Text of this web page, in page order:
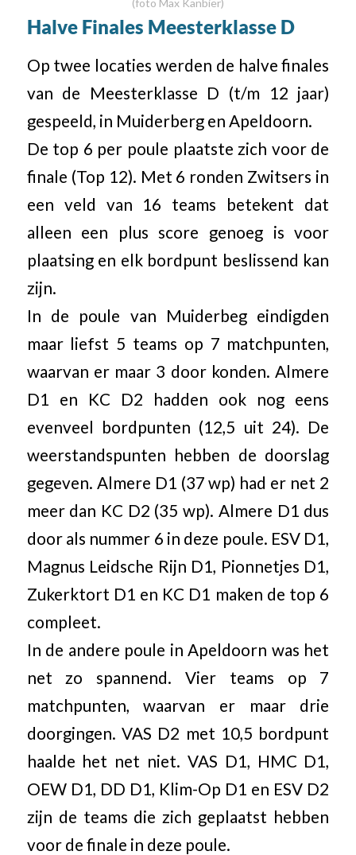
(foto Max Kanbier)
Halve Finales Meesterklasse D
Op twee locaties werden de halve finales
van de Meesterklasse D (t/m 12 jaar)
gespeeld, in Muiderberg en Apeldoorn.
De top 6 per poule plaatste zich voor de
finale (Top 12). Met 6 ronden Zwitsers in
een veld van 16 teams betekent dat
alleen een plus score genoeg is voor
plaatsing en elk bordpunt beslissend kan
zijn.
In de poule van Muiderbeg eindigden
maar liefst 5 teams op 7 matchpunten,
waarvan er maar 3 door konden. Almere
D1 en KC D2 hadden ook nog eens
evenveel bordpunten (12,5 uit 24). De
weerstandspunten hebben de doorslag
gegeven. Almere D1 (37 wp) had er net 2
meer dan KC D2 (35 wp). Almere D1 dus
door als nummer 6 in deze poule. ESV D1,
Magnus Leidsche Rijn D1, Pionnetjes D1,
Zukerktort D1 en KC D1 maken de top 6
compleet.
In de andere poule in Apeldoorn was het
net zo spannend. Vier teams op 7
matchpunten, waarvan er maar drie
doorgingen. VAS D2 met 10,5 bordpunt
haalde het net niet. VAS D1, HMC D1,
OEW D1, DD D1, Klim-Op D1 en ESV D2
zijn de teams die zich geplaatst hebben
voor de finale in deze poule.